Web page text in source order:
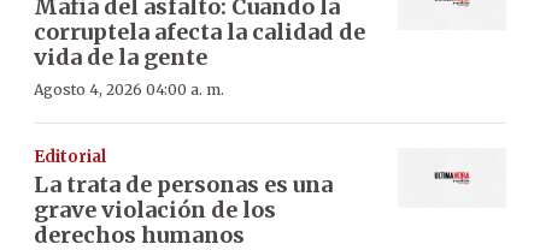
Mafia del asfalto: Cuando la
corruptela afecta la calidad de
vida de la gente
Agosto 4, 2026 04:00 a. m.
Editorial
La trata de personas es una
grave violación de los
derechos humanos